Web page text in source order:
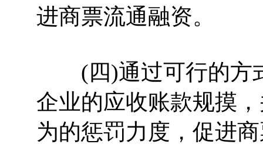
进商票流通融资。
(四)通过可行的方
企业的应收账款规摸
为的惩罚力度，促进